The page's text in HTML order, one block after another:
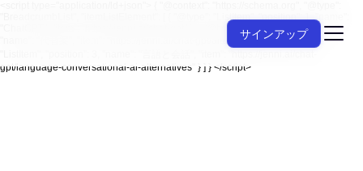
"BreadcrumbList", "itemListElement": [ { "@type": "ListItem", "position": 1, "name":
"ChatGPT", "item": "https://jenni.ai/chat-gpt" }, { "@type": "ListItem", "position": 2,
"name": "代替案", "item": "https://jenni.ai/chat-gpt/alternatives" }, { "@type":
gpt/language-conversational-ai-alternatives" } ] } </script>
サインアップ